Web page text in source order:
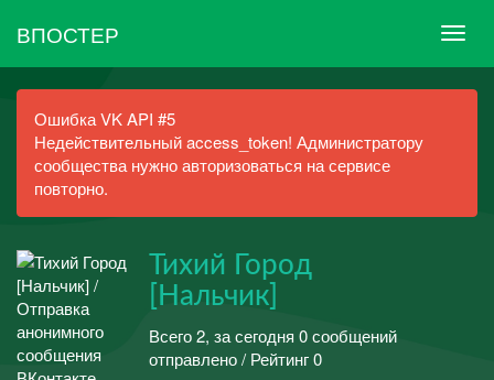
ВПОСТЕР
Ошибка VK API #5
Недействительный access_token! Администратору
сообщества нужно авторизоваться на сервисе
повторно.
Тихий Город
[Нальчик]
Всего 2, за сегодня 0 сообщений
отправлено / Рейтинг 0